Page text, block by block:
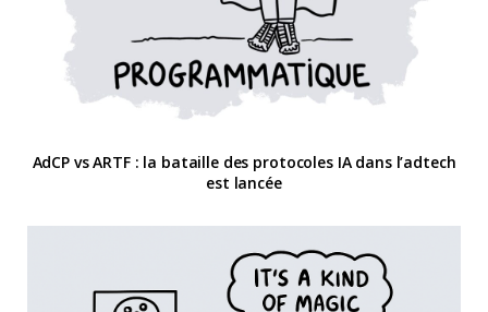
AdCP vs ARTF : la bataille des protocoles IA dans l’adtech
est lancée